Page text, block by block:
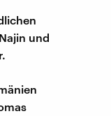
und